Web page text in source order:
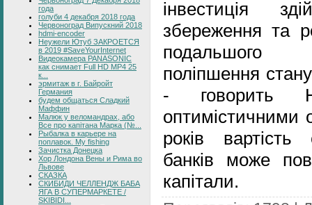
года
голуби 4 декабря 2018 года
Червоноград Випускний 2018
hdmi-encoder
Неужели Ютуб ЗАКРОЕТСЯ
в 2019 #SaveYourInternet
Видеокамера PANASONIC
как снимает Full HD MP4 25
к...
эрмитаж в г. Байройт
Германия
будем общаться Сладкий
Маффин
Малюк у веломандрах, або
Все про капітана Марка (№...
Рыбалка в карьере на
поплавок. My fishing
Зачистка Донецка
Хор Лондона Вены и Рима во
Львове
СКАЗКА
СКИБИДИ ЧЕЛЛЕНДЖ БАБА
ЯГА В СУПЕРМАРКЕТЕ /
SKIBIDI...
інвестиція
збереження та
подальшого
поліпшення
- говорить
оптимістичними
років вартість
банків може
капітали.